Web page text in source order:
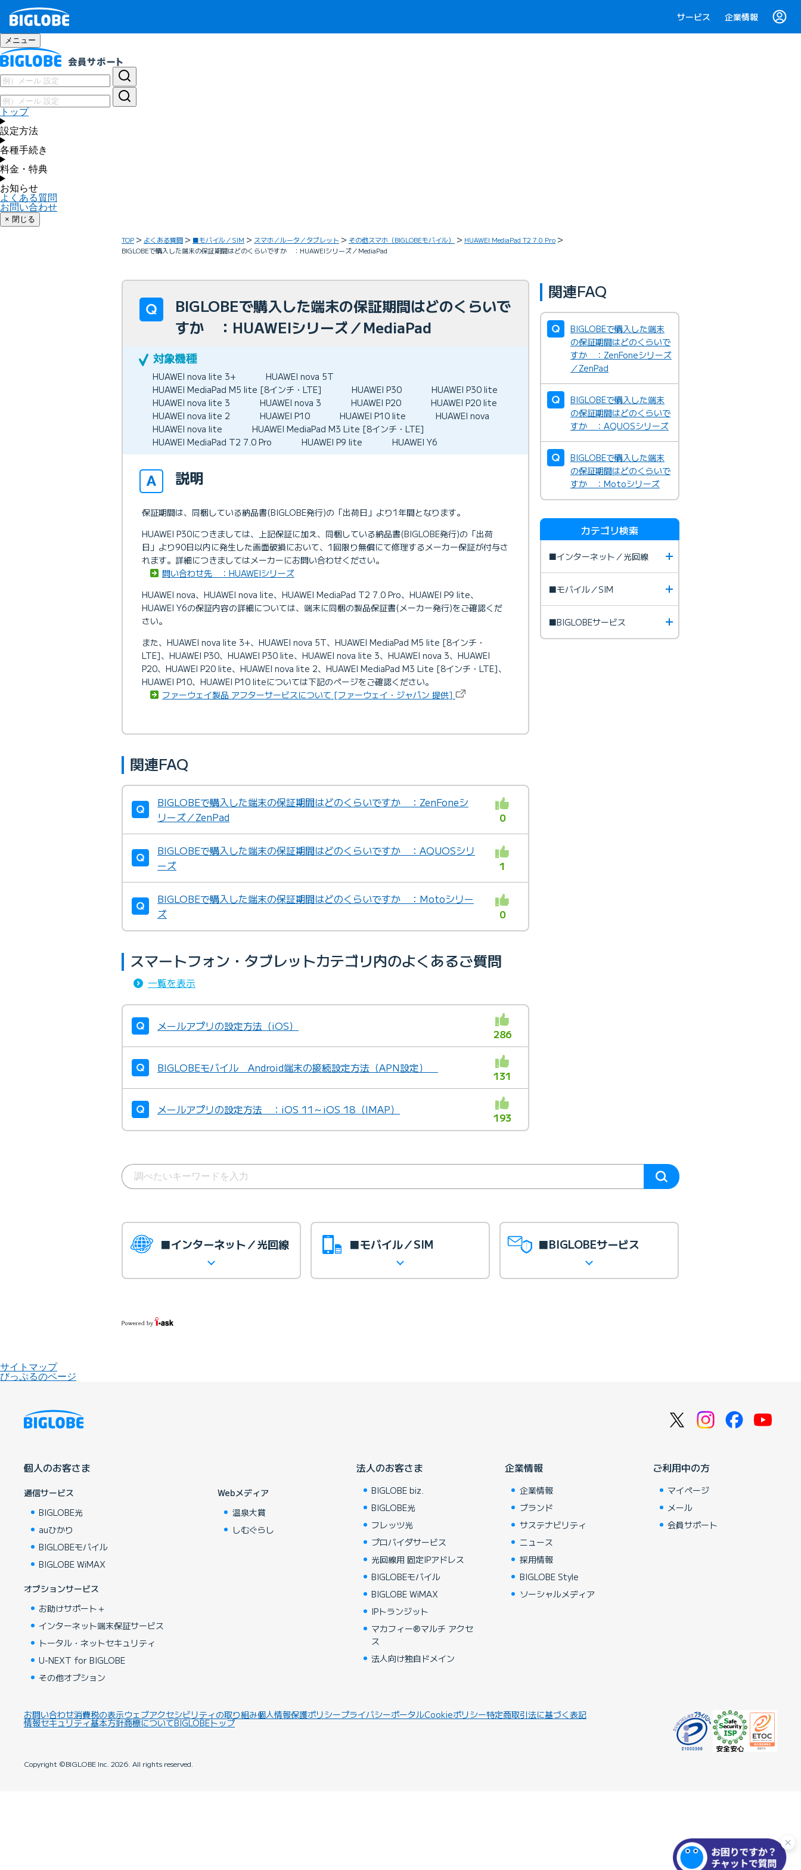
サービス 企業情報
メニュー
トップ
設定方法
各種手続き
料金・特典
お知らせ
よくある質問
お問い合わせ
× 閉じる
TOP よくある質問 ■モバイル／SIM スマホ／ルータ／タブレット その他スマホ（BIGLOBEモバイル）
HUAWEI MediaPad T2 7.0 Pro
BIGLOBEで購入した端末の保証期間はどのくらいですか ：HUAWEIシリーズ／MediaPad
BIGLOBEで購入した端末の保証期間はどのくらいで
すか ：HUAWEIシリーズ／MediaPad
HUAWEI nova lite 3+
HUAWEI nova 5T
HUAWEI MediaPad M5 lite [8インチ・LTE]
HUAWEI P30
HUAWEI P30 lite
HUAWEI nova lite 3
HUAWEI nova 3 HUAWEI P20
HUAWEI P20 lite
HUAWEI nova lite 2
HUAWEI P10 HUAWEI P10 lite
HUAWEI nova
HUAWEI nova lite
HUAWEI MediaPad M3 Lite [8インチ・LTE]
HUAWEI MediaPad T2 7.0 Pro
HUAWEI P9 lite HUAWEI Y6
説明
保証期間は、同梱している納品書(BIGLOBE発行)の「出荷日」より1年間となります。
HUAWEI P30につきましては、上記保証に加え、同梱している納品書(BIGLOBE発行)の「出荷
日」より90日以内に発生した画面破損において、1回限り無償にて修理するメーカー保証が付与さ
れます。詳細につきましてはメーカーにお問い合わせください。
問い合わせ先 ：HUAWEIシリーズ
HUAWEI nova、HUAWEI nova lite、HUAWEI MediaPad T2 7.0 Pro、HUAWEI P9 lite、
HUAWEI Y6の保証内容の詳細については、端末に同梱の製品保証書(メーカー発行)をご確認くだ
さい。
また、HUAWEI nova lite 3+、HUAWEI nova 5T、HUAWEI MediaPad M5 lite [8インチ・
LTE]、HUAWEI P30、HUAWEI P30 lite、HUAWEI nova lite 3、HUAWEI nova 3、HUAWEI
P20、HUAWEI P20 lite、HUAWEI nova lite 2、HUAWEI MediaPad M3 Lite [8インチ・LTE]、
HUAWEI P10、HUAWEI P10 liteについては下記のページをご確認ください。
ファーウェイ製品 アフターサービスについて [ファーウェイ・ジャパン 提供]
関連FAQ
BIGLOBEで購入した端末の保証期間はどのくらいですか ：ZenFoneシ
リーズ／ZenPad
0
BIGLOBEで購入した端末の保証期間はどのくらいですか ：AQUOSシリ
ーズ
1
BIGLOBEで購入した端末の保証期間はどのくらいですか ：Motoシリー
ズ
0
スマートフォン・タブレットカテゴリ内のよくあるご質問
一覧を表示
メールアプリの設定方法（iOS）
286
BIGLOBEモバイル Android端末の接続設定方法（APN設定）
131
メールアプリの設定方法 ：iOS 11～iOS 18（IMAP）
193
関連FAQ
BIGLOBEで購入した端末
の保証期間はどのくらいで
すか ：ZenFoneシリーズ
／ZenPad
BIGLOBEで購入した端末
の保証期間はどのくらいで
すか ：AQUOSシリーズ
BIGLOBEで購入した端末
の保証期間はどのくらいで
すか ：Motoシリーズ
カテゴリ検索
■インターネット／光回線
■モバイル／SIM
■BIGLOBEサービス
■インターネット／光回線 ■モバイル／SIM ■BIGLOBEサービス
サイトマップ
びっぷるのページ
個人のお客さま
通信サービス
BIGLOBE光
auひかり
BIGLOBEモバイル
BIGLOBE WiMAX
オプションサービス
お助けサポート＋
インターネット端末保証サービス
トータル・ネットセキュリティ
U-NEXT for BIGLOBE
その他オプション
Webメディア
温泉大賞
しむぐらし
法人のお客さま
BIGLOBE biz.
BIGLOBE光
フレッツ光
プロバイダサービス
光回線用 固定IPアドレス
BIGLOBEモバイル
BIGLOBE WiMAX
IPトランジット
マカフィー®マルチ アクセ
ス
法人向け独自ドメイン
企業情報
企業情報
ブランド
サステナビリティ
ニュース
採用情報
BIGLOBE Style
ソーシャルメディア
ご利用中の方
マイページ
メール
会員サポート
お問い合わせ消費税の表示ウェブアクセシビリティの取り組み個人情報保護ポリシープライバシーポータルCookieポリシー特定商取引法に基づく表記
情報セキュリティ基本方針商標についてBIGLOBEトップ
Copyright ©BIGLOBE Inc. 2026. All rights reserved.